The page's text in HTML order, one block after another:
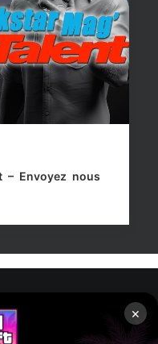
×
– Envoyez nous
Tous droits réservés –